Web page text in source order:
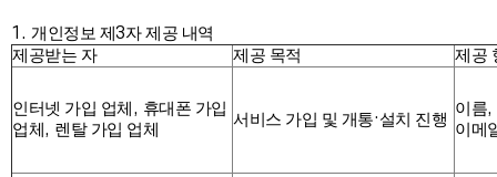
1. 개인정보 제 3자 제공 내역
제공받는 자
제공 목적 제공
인터넷 가입 업체 , 휴대폰 가입
업체 , 렌탈 가입 업체
서비스 가입 및 개통·설치 진행
이름,
이메